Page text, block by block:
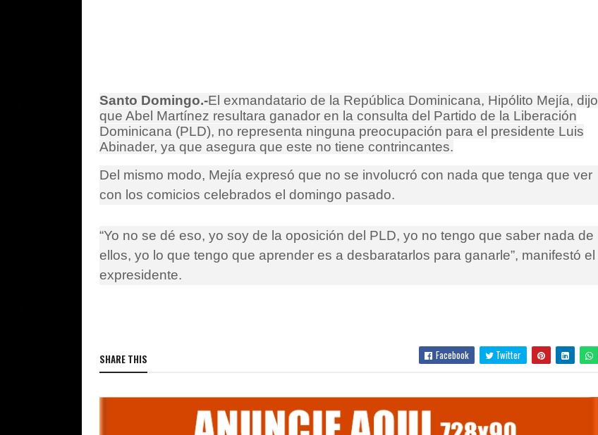
Santo Domingo.-El exmandatario de la República Dominicana, Hipólito Mejía, dijo
que Abel Martínez resultara ganador en la consulta del Partido de la Liberación
Dominicana (PLD), no representa ninguna preocupación para el presidente Luis
Abinader, ya que asegura que este no tiene contrincantes.
Del mismo modo, Mejía expresó que no se involucró con nada que tenga que ver
con los comicios celebrados el domingo pasado.
“Yo no se dé eso, yo soy de la oposición del PLD, yo no tengo que saber nada de
ellos, yo lo que tengo que aprender es a desbaratarlos para ganarle”, manifestó el
expresidente.
SHARE THIS Facebook Twitter